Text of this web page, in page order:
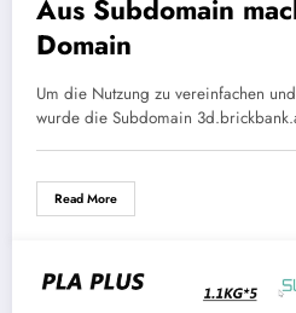
Aus Subdomain
Domain
Um die Nutzung zu vereinfachen
wurde die Subdomain
Read More